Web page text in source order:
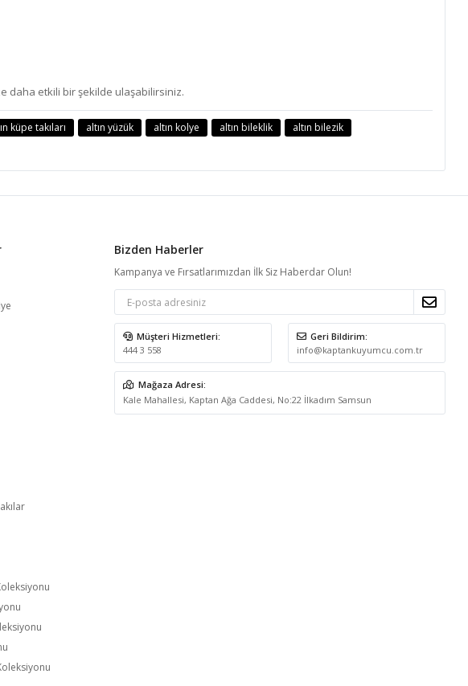
daha etkili bir şekilde ulaşabilirsiniz.
küpe takıları altın yüzük altın kolye altın bileklik
altın bilezik
Bizden Haberler
Kampanya ve Fırsatlarımızdan İlk Siz Haberdar Olun!
Müşteri Hizmetleri:
444 3 558
Geri Bildirim:
info@kaptankuyumcu.com.tr
Mağaza Adresi:
Kale Mahallesi, Kaptan Ağa Caddesi, No:22 İlkadım Samsun